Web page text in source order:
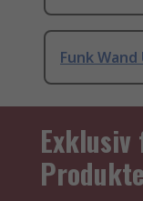
Funk Wand
Exklusiv